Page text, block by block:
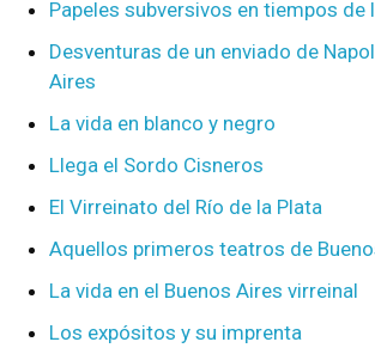
Papeles subversivos en tiempos de
Desventuras de un enviado de
Aires
La vida en blanco y negro
Llega el Sordo Cisneros
El Virreinato del Río de la Plata
Aquellos primeros teatros de
La vida en el Buenos Aires virreinal
Los expósitos y su imprenta